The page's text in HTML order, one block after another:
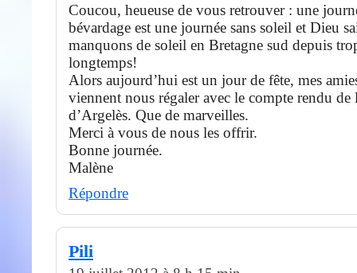
Coucou, heueuse de vous retrouver : une
bévardage est une journée sans soleil et Dieu
manquons de soleil en Bretagne sud depuis
longtemps!
Alors aujourd’hui est un jour de fête, mes
viennent nous régaler avec le compte rendu de
d’Argelès. Que de marveilles.
Merci à vous de nous les offrir.
Bonne journée.
Malène
Répondre
Pili